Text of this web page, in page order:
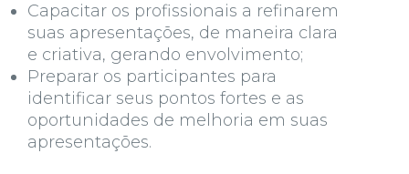
Capacitar os profissionais a refinarem
suas apresentações, de maneira clara
e criativa, gerando envolvimento;
Preparar os participantes para
identificar seus pontos fortes e as
oportunidades de melhoria em suas
apresentações.